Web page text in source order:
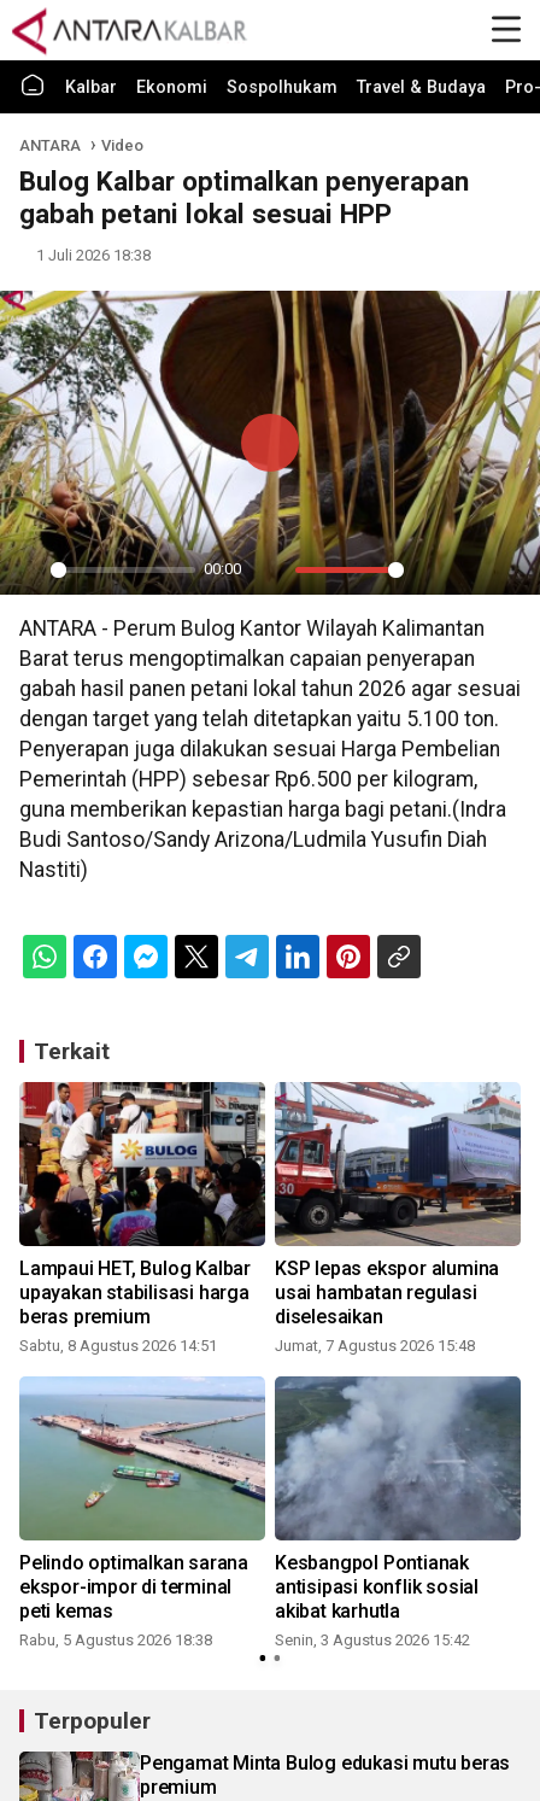
Kalbar Ekonomi Sospolhukam Travel & Budaya
ANTARA Video
Bulog Kalbar optimalkan penyerapan
gabah petani lokal sesuai HPP
1 Juli 2026 18:38
Play
00:00
Mute Settings
PIP
Play
ANTARA - Perum Bulog Kantor Wilayah Kalimantan
Barat terus mengoptimalkan capaian penyerapan
gabah hasil panen petani lokal tahun 2026 agar sesuai
dengan target yang telah ditetapkan yaitu 5.100 ton.
Penyerapan juga dilakukan sesuai Harga Pembelian
Pemerintah (HPP) sebesar Rp6.500 per kilogram,
guna memberikan kepastian harga bagi petani.(Indra
Budi Santoso/Sandy Arizona/Ludmila Yusufin Diah
Nastiti)
Terkait
Lampaui HET, Bulog Kalbar
upayakan stabilisasi harga
beras premium
Sabtu, 8 Agustus 2026 14:51
KSP lepas ekspor alumina
usai hambatan regulasi
diselesaikan
Jumat, 7 Agustus 2026 15:48
Pelindo optimalkan sarana
ekspor-impor di terminal
peti kemas
Rabu, 5 Agustus 2026 18:38
Kesbangpol Pontianak
antisipasi konflik sosial
akibat karhutla
Senin, 3 Agustus 2026 15:42
Terpopuler
Pengamat Minta Bulog edukasi mutu beras
premium